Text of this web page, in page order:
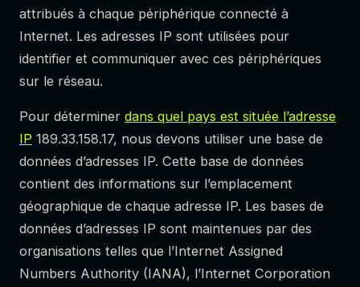
attribués à chaque périphérique connecté à
Internet. Les adresses IP sont utilisées pour
identifier et communiquer avec ces périphériques
sur le réseau.
Pour déterminer dans quel pays est située l’adresse
IP 189.33.158.17, nous devons utiliser une base de
données d’adresses IP. Cette base de données
contient des informations sur l’emplacement
géographique de chaque adresse IP. Les bases de
données d’adresses IP sont maintenues par des
organisations telles que l’Internet Assigned
Numbers Authority (IANA), l’Internet Corporation